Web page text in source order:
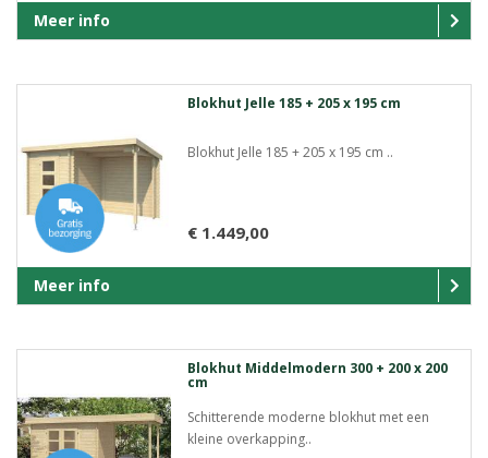
Meer info
Blokhut Jelle 185 + 205 x 195 cm
Blokhut Jelle 185 + 205 x 195 cm ..
€ 1.449,00
Meer info
Blokhut Middelmodern 300 + 200 x 200
cm
Schitterende moderne blokhut met een
kleine overkapping..